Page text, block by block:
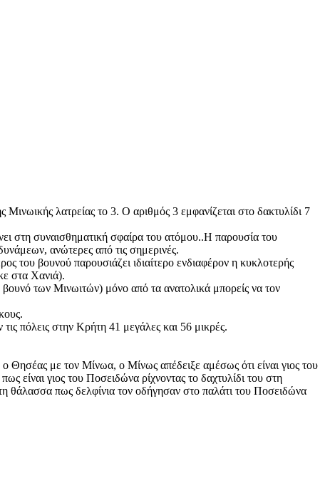
λατρείας το 3. Ο αριθμός 3 εμφανίζεται στο δακτυλίδι 7
στη συναισθηματική σφαίρα του ατόμου..Η παρουσία του
ανώτερες από τις σημερινές.
του βουνού παρουσιάζει ιδιαίτερο ενδιαφέρον η κυκλοτερής
στα Χανιά).
των Μινωιτών) μόνο από τα ανατολικά μπορείς να τον
πόλεις στην Κρήτη 41 μεγάλες και 56 μικρές.
Θησέας με τον Μίνωα, ο Μίνως απέδειξε αμέσως ότι είναι γιος του
είναι γιος του Ποσειδώνα ρίχνοντας το δαχτυλίδι του στη
πως δελφίνια τον οδήγησαν στο παλάτι του Ποσειδώνα